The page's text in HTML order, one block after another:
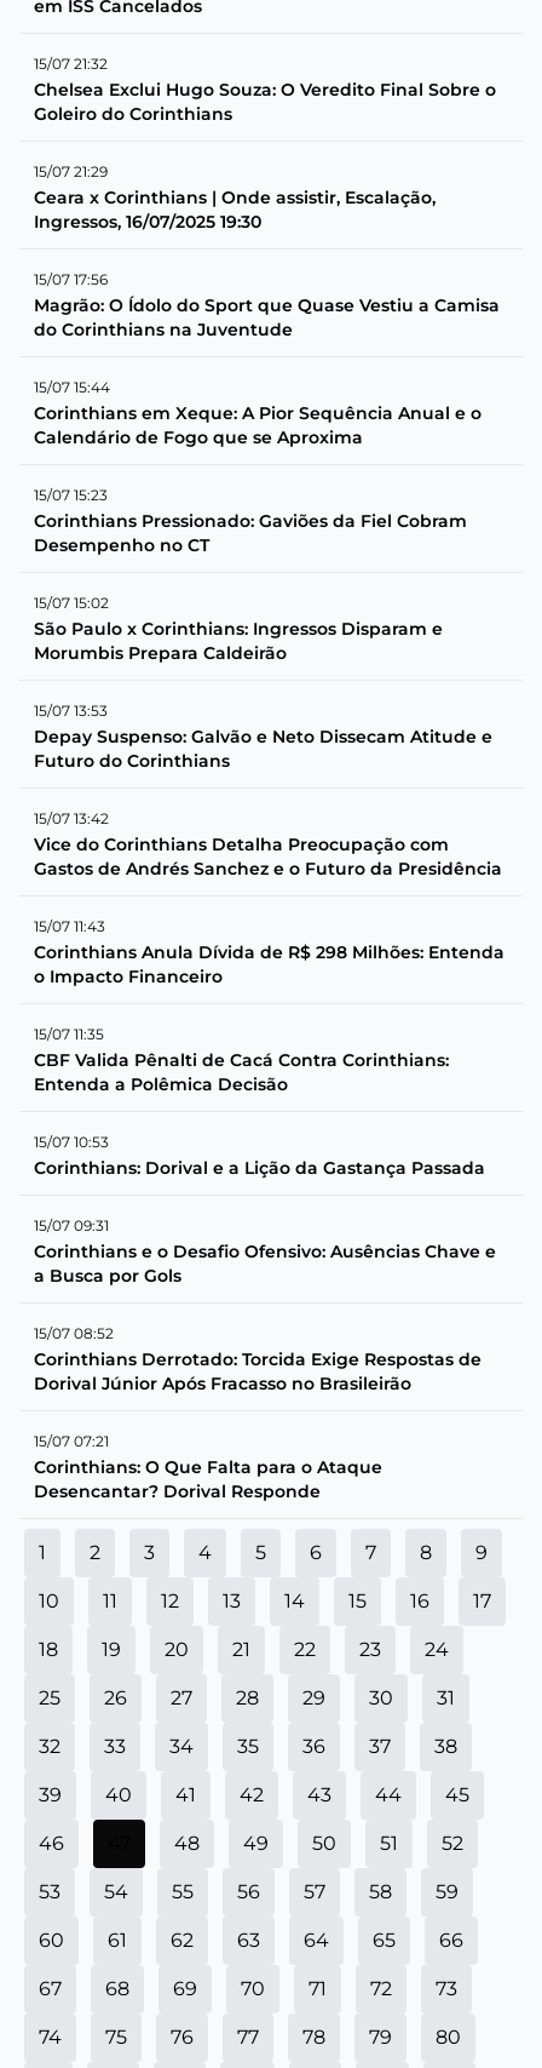
em ISS Cancelados
15/07 21:32
Chelsea Exclui Hugo Souza: O Veredito Final Sobre o
Goleiro do Corinthians
15/07 21:29
Ceara x Corinthians | Onde assistir, Escalação,
Ingressos, 16/07/2025 19:30
15/07 17:56
Magrão: O Ídolo do Sport que Quase Vestiu a Camisa
do Corinthians na Juventude
15/07 15:44
Corinthians em Xeque: A Pior Sequência Anual e o
Calendário de Fogo que se Aproxima
15/07 15:23
Corinthians Pressionado: Gaviões da Fiel Cobram
Desempenho no CT
15/07 15:02
São Paulo x Corinthians: Ingressos Disparam e
Morumbis Prepara Caldeirão
15/07 13:53
Depay Suspenso: Galvão e Neto Dissecam Atitude e
Futuro do Corinthians
15/07 13:42
Vice do Corinthians Detalha Preocupação com
Gastos de Andrés Sanchez e o Futuro da Presidência
15/07 11:43
Corinthians Anula Dívida de R$ 298 Milhões: Entenda
o Impacto Financeiro
15/07 11:35
CBF Valida Pênalti de Cacá Contra Corinthians:
Entenda a Polêmica Decisão
15/07 10:53
Corinthians: Dorival e a Lição da Gastança Passada
15/07 09:31
Corinthians e o Desafio Ofensivo: Ausências Chave e
a Busca por Gols
15/07 08:52
Corinthians Derrotado: Torcida Exige Respostas de
Dorival Júnior Após Fracasso no Brasileirão
15/07 07:21
Corinthians: O Que Falta para o Ataque
Desencantar? Dorival Responde
1 2 3 4 5 6 7 8 9
10 11 12 13 14 15 16 17
18 19 20 21 22 23 24
25 26 27 28 29 30 31
32 33 34 35 36 37 38
39 40 41 42 43 44 45
46 48 49 50 51 52
53 54 55 56 57 58 59
60 61 62 63 64 65 66
67 68 69 70 71 72 73
74 75 76 77 78 79 80